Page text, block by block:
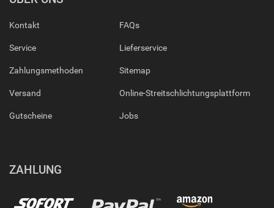
Kontakt
Service
Zahlungsmethoden
Versand
Gutscheine
FAQs
Lieferservice
Sitemap
Online-Streitschlichtungsplattform
Jobs
ZAHLUNG